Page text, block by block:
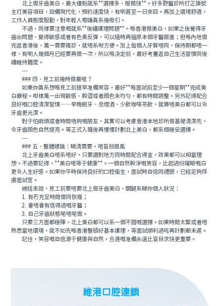
北上做牙齒美白，最大優點就系**選擇多、服務快**。好多野醫診所打正旗號
主打美容項目，設備現代化，預約速度快，有啲甚至一日來回。再加上環境舒適，
工作人員態度殷勤，對年輕人嚟講真系幾吸引。
不過，同樣要注意嘅就系**後續護理問題**。喺香港做美白，如果之後覺得牙
齒出問題、變得敏感或者有色素反彈，可以隨時再搵原本個牙醫跟進；但喺內地做
完返香港後，萬一需要複診，就唔系咁方便。加上每個人牙質唔同，保持期都唔一
樣，有啲人幾個月已經要再做一次，所以喺決定前，最好考量返自己生活習慣同後
續維持難度。
---
### 四、見工前幾時做最啱？
如果你真系想喺見工前提早准備笑容，最好**喺面試前至少一個星期**完成美
白療程。咁樣萬一出現敏感、幹澀或者顔色未均勻，都有時間調整。另外記得配合
良好嘅口腔清潔習慣——早晚刷牙、忌煙酒、少飲咖啡茶飲，就算唔美白都可以令
牙齒更光潔。
對于怕麻煩或者時間唔夠嘅朋友，其實可以考慮香港本地診所做基礎清潔先，
令牙齒顔色自然提亮。等正式入職後再慢慢計劃北上美白，都系個穩妥選擇。
---
### 五、整體建議：睇清需要，唔盲目跟風
北上牙齒美白唔系唔好，只要選對地方同時間配合得宜，效果都可以相當理
想。不過要記得，**美白唔等于健康**。一個自然幹淨嘅笑容，比起過份耀眼嘅白
更令人生好感。如果你平時保持良好的口腔衛生，面試時自信同禮貌，已經足夠俘
虜面試官。
總括來說，見工前要唔要北上做牙齒美白，關鍵系睇你個人狀況：
1. 有冇充足時間做同恢複；
2. 會唔會有信得過嘅牙醫；
3. 自己牙齒狀態啱唔啱做。
只要三方面都穩陣，北上美白都可以系一個不錯嘅選擇。如果時間太緊或者唔
熟悉當地環境，就不如先喺香港整頓好基本護理，等面試順利過咗再計劃都未遲。
記住，笑容嘅自信源于健康與自然，合適嘅准備永遠比盲目求快更重要。
維港口腔連鎖